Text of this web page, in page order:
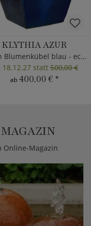
KLYTHIA AZUR
Garten Blumenkübel blau - eckig
18.12.27 statt500,00 €
ab 400,00 € *
MAGAZIN
Online-Magazin